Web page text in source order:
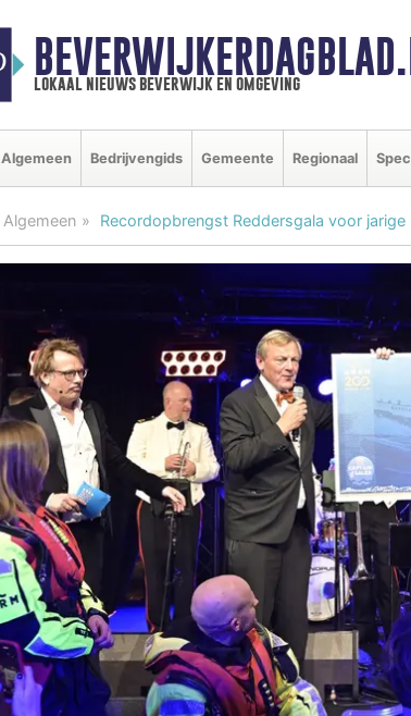
lokaal nieuws beverwijk en omgeving
Algemeen Bedrijvengids Gemeente Regionaal
Algemeen Recordopbrengst Reddersgala voor jarige